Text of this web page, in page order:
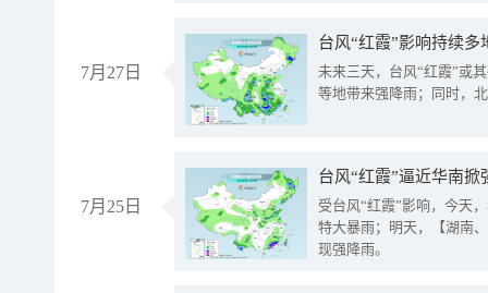
7月27日
台风“红霞”影响持续
未来三天，台风“红霞”或
等地带来强降雨；同时，
7月25日
台风“红霞”逼近华南
受台风“红霞”影响，今天
特大暴雨；明天，【湖南
现强降雨。